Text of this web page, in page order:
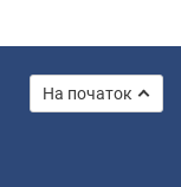
На початок